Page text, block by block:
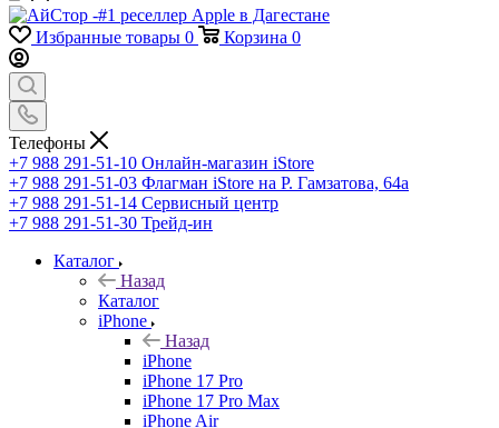
Избранные товары 0 Корзина 0
Телефоны
+7 988 291-51-10 Онлайн-магазин iStore
+7 988 291-51-03 Флагман iStore на Р. Гамзатова, 64а
+7 988 291-51-14 Сервисный центр
+7 988 291-51-30 Трейд-ин
Каталог
Назад
Каталог
iPhone
Назад
iPhone
iPhone 17 Pro
iPhone 17 Pro Max
iPhone Air